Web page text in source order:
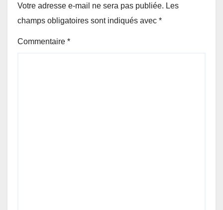
Votre adresse e-mail ne sera pas publiée. Les
champs obligatoires sont indiqués avec *
Commentaire *